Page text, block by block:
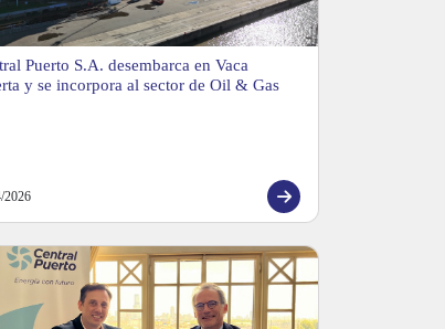
Puerto S.A. desembarca en Vaca
y se incorpora al sector de Oil & Gas
2026